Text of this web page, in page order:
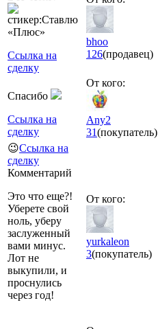
Ссылка на
сделку
bhoo
126(продавец)
Спасибо
Ссылка на
сделку
От кого:
Any2
31(покупатель)
😉Ссылка на
сделку
Комментарий
Это что еще?!
Уберете свой
ноль, уберу
заслуженный
вами минус.
Лот не
выкупили, и
проснулись
через год!
От кого:
yurkaleon
3(покупатель)